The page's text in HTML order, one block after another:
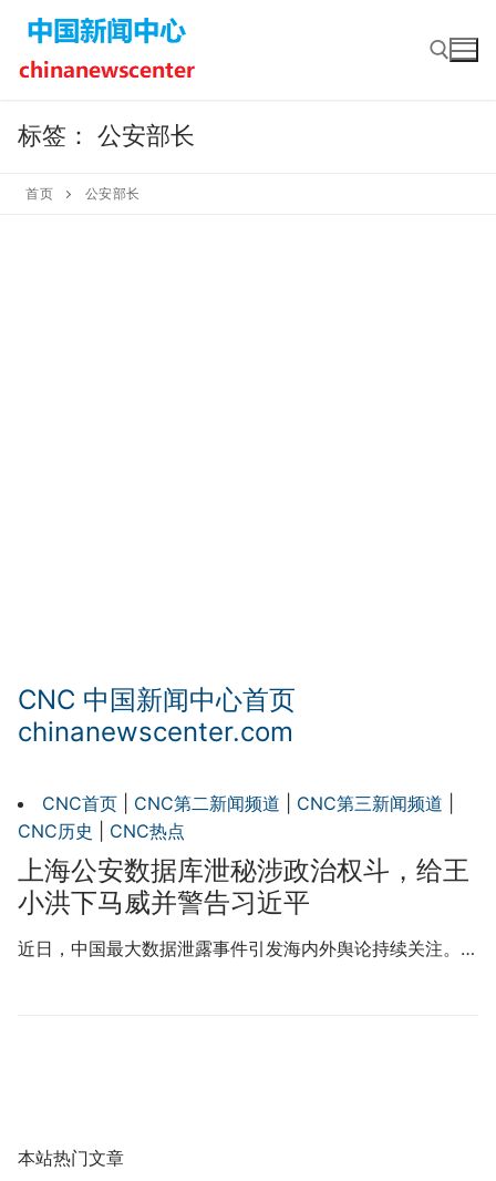
content
标签： 公安部长
首页 公安部长
CNC 中国新闻中心首页
chinanewscenter.com
CNC首页 CNC第二新闻频道 CNC第三新闻频道
CNC历史
CNC热点
上海公安数据库泄秘涉政治权斗，给王
小洪下马威并警告习近平
近日，中国最大数据泄露事件引发海内外舆论持续关注。…
本站热门文章